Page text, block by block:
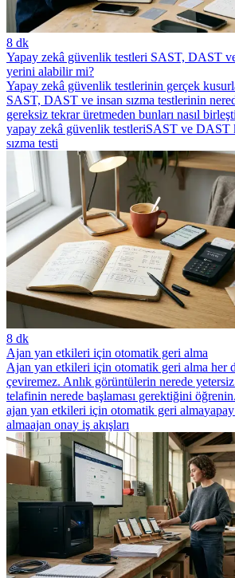
8 dk
Yapay zekâ güvenlik testleri SAST, DAST
yerini alabilir mi?
Yapay zekâ güvenlik testlerinin gerçek
SAST, DAST ve insan sızma testlerinin
gereksiz tekrar üretmeden bunları nasıl
yapay zekâ güvenlik testleriSAST ve DAST
sızma testi
8 dk
Ajan yan etkileri için otomatik geri alma
Ajan yan etkileri için otomatik geri alma her
çeviremez. Anlık görüntülerin nerede yetersiz
telafinin nerede başlaması gerektiğini öğrenin.
ajan yan etkileri için otomatik geri alma
almaajan onay iş akışları